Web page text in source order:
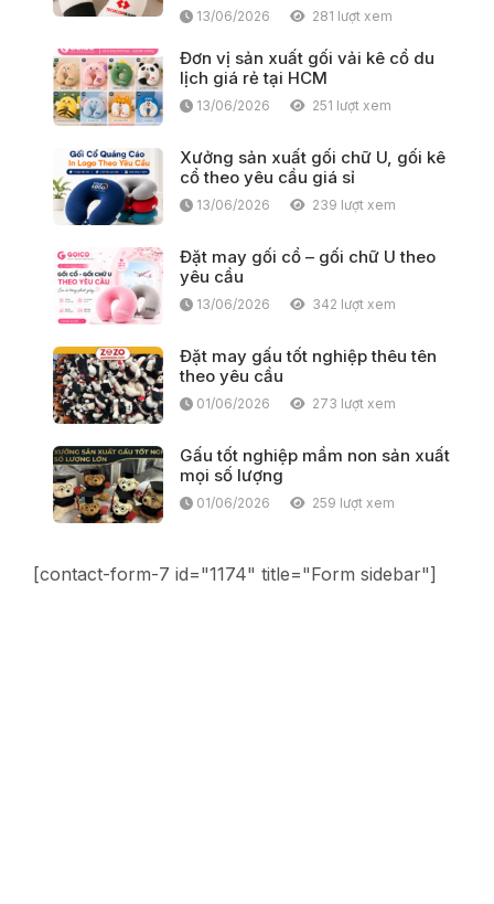
13/06/2026 281 lượt xem
Đơn vị sản xuất gối vải kê cổ du
lịch giá rẻ tại HCM
13/06/2026 251 lượt xem
Xưởng sản xuất gối chữ U, gối kê
cổ theo yêu cầu giá sỉ
13/06/2026 239 lượt xem
Đặt may gối cổ – gối chữ U theo
yêu cầu
13/06/2026 342 lượt xem
Đặt may gấu tốt nghiệp thêu tên
theo yêu cầu
01/06/2026 273 lượt xem
Gấu tốt nghiệp mầm non sản xuất
mọi số lượng
01/06/2026 259 lượt xem
[contact-form-7 id="1174" title="Form sidebar"]